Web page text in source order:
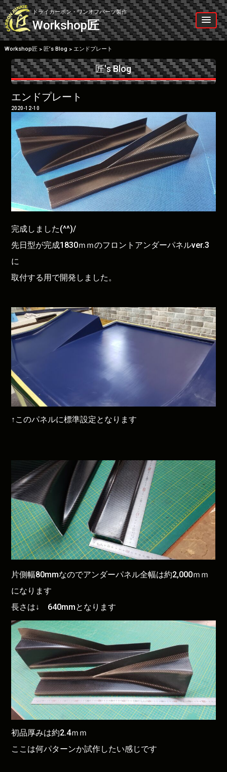
Skip
to
content
ドライカーボン・ワンオフパーツ製作
Workshop匠
Workshop匠> 匠’s Blog > エンドプレート
匠's Blog
エンドプレート
2020-12-10
完成しました(^^)/
先日型が完成1830ｍｍのフロントアンダーパネルver.3
に
取付する用で開発しました。
↑このパネルに標準設定となります
片側幅80mmなのでアンダーパネル全幅は約2,000ｍｍ
になります
長さは↓ 640mmとなります
初品厚みは約2.4ｍｍ
ここは何パターンか試作したい感じです